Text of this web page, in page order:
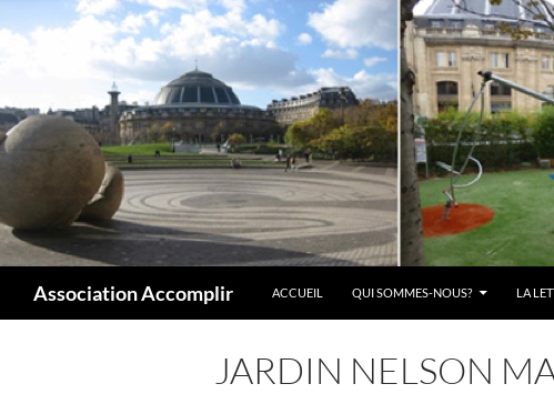
au
Association Accomplir ACCUEIL QUI SOMMES-NOUS? LA
JARDIN NELSON